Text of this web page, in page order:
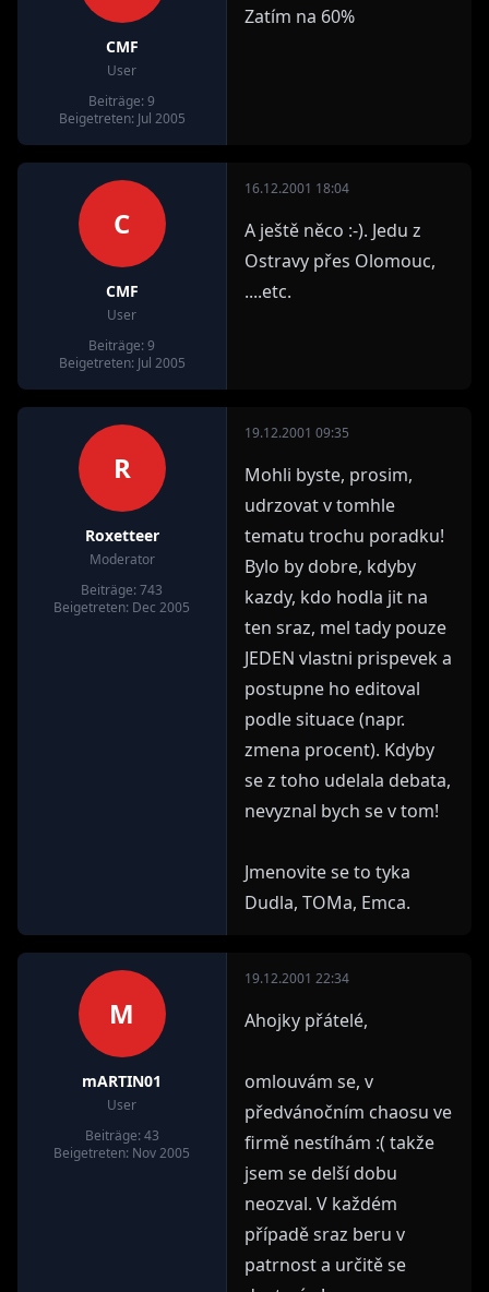
CMF
User
Beiträge: 9
Beigetreten: Jul 2005
Zatím na 60%
C
CMF
User
Beiträge: 9
Beigetreten: Jul 2005
16.12.2001 18:04
A ještě něco :-). Jedu z
Ostravy přes Olomouc,
....etc.
R
Roxetteer
Moderator
Beiträge: 743
Beigetreten: Dec 2005
19.12.2001 09:35
Mohli byste, prosim,
udrzovat v tomhle
tematu trochu poradku!
Bylo by dobre, kdyby
kazdy, kdo hodla jit na
ten sraz, mel tady pouze
JEDEN vlastni prispevek a
postupne ho editoval
podle situace (napr.
zmena procent). Kdyby
se z toho udelala debata,
nevyznal bych se v tom!
Jmenovite se to tyka
Dudla, TOMa, Emca.
M
mARTIN01
User
Beiträge: 43
Beigetreten: Nov 2005
19.12.2001 22:34
Ahojky přátelé,
omlouvám se, v
předvánočním chaosu ve
firmě nestíhám :( takže
jsem se delší dobu
neozval. V každém
případě sraz beru v
patrnost a určitě se